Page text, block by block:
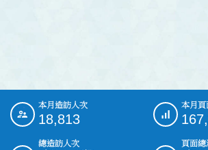
::: 本月造訪人次
18,813
本月頁
總造訪人次
頁面